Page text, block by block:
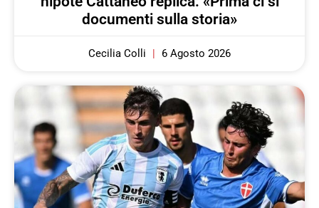
documenti sulla storia»
Cecilia Colli 6 Agosto 2026